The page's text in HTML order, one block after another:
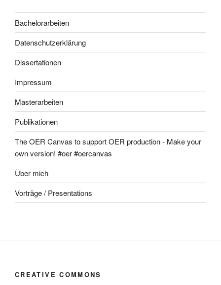
Bachelorarbeiten
Datenschutzerklärung
Dissertationen
Impressum
Masterarbeiten
Publikationen
The OER Canvas to support OER production - Make your
own version! #oer #oercanvas
Über mich
Vorträge / Presentations
CREATIVE COMMONS